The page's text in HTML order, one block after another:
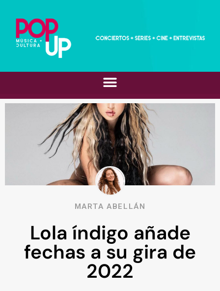
MARTA ABELLÁN
Lola índigo añade
fechas a su gira de
2022